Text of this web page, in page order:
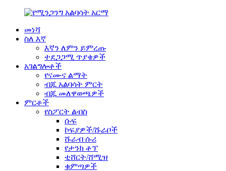
መነሻ
ስለ እኛ
እኛን ለምን ይምረጡ
ተደጋጋሚ ጥያቄዎች
አገልግሎቶች
የናሙና ልማት
ብጁ አልባሳት ምርት
ብጁ መለዋወጫዎች
ምርቶች
የስፖርት ልብስ
ሱፍ
ኮፍያዎች/ሹራቦች
ሹራብ ሱሪ
የታንክ ቶፕ
ቲሸርት/ሸሚዝ
ቁምጣዎች